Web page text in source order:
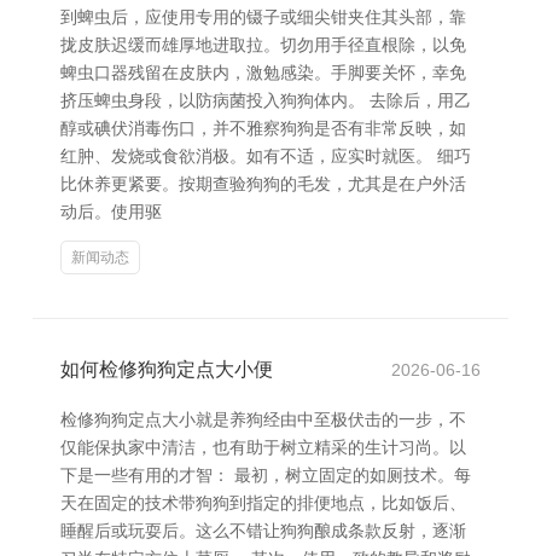
到蜱虫后，应使用专用的镊子或细尖钳夹住其头部，靠
拢皮肤迟缓而雄厚地进取拉。切勿用手径直根除，以免
蜱虫口器残留在皮肤内，激勉感染。手脚要关怀，幸免
挤压蜱虫身段，以防病菌投入狗狗体内。 去除后，用乙
醇或碘伏消毒伤口，并不雅察狗狗是否有非常反映，如
红肿、发烧或食欲消极。如有不适，应实时就医。 细巧
比休养更紧要。按期查验狗狗的毛发，尤其是在户外活
动后。使用驱
新闻动态
如何检修狗狗定点大小便 2026-06-16
检修狗狗定点大小就是养狗经由中至极伏击的一步，不
仅能保执家中清洁，也有助于树立精采的生计习尚。以
下是一些有用的才智： 最初，树立固定的如厕技术。每
天在固定的技术带狗狗到指定的排便地点，比如饭后、
睡醒后或玩耍后。这么不错让狗狗酿成条款反射，逐渐